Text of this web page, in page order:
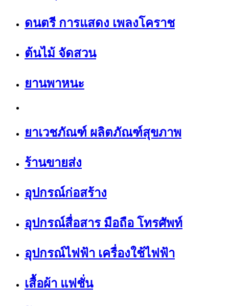
ดนตรี การแสดง เพลงโคราช
ต้นไม้ จัดสวน
ยานพาหนะ
ยาเวชภัณฑ์ ผลิตภัณฑ์สุขภาพ
ร้านขายส่ง
อุปกรณ์ก่อสร้าง
อุปกรณ์สื่อสาร มือถือ โทรศัพท์
อุปกรณ์ไฟฟ้า เครื่องใช้ไฟฟ้า
เสื้อผ้า แฟชั่น